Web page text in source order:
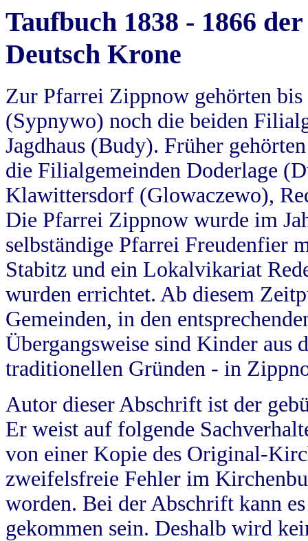
Taufbuch 1838 - 1866
Deutsch Krone
Zur Pfarrei Zippnow gehörten
(Sypnywo) noch die beiden
Jagdhaus (Budy). Früher
die Filialgemeinden Doderlage
Klawittersdorf (Glowaczewo),
Die Pfarrei Zippnow wurde im
selbständige Pfarrei Freudenfier
Stabitz und ein Lokalvikariat
wurden errichtet. Ab diesem
Gemeinden, in den
Übergangsweise sind Kinder aus
traditionellen Gründen - in
Autor dieser Abschrift ist der
Er weist auf folgende
von einer Kopie des Original-
zweifelsfreie Fehler im
worden. Bei der Abschrift kann
gekommen sein. Deshalb wird